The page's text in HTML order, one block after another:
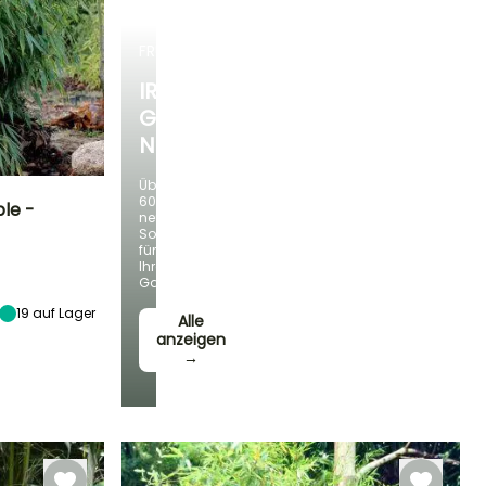
IRIS
GERMANICA
NEUHEITEN
Über
60
neue
Sorten
für
Ihren
Garten!
Alle
anzeigen
→
-
19 auf Lager